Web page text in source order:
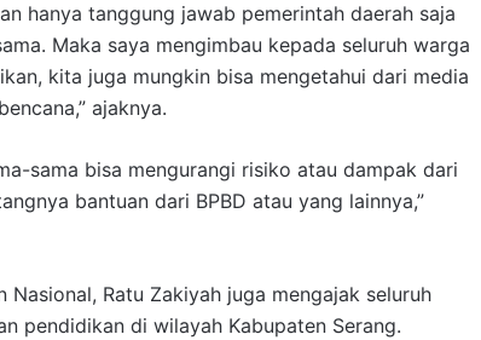
hanya tanggung jawab pemerintah daerah saja
Maka saya mengimbau kepada seluruh warga
kita juga mungkin bisa mengetahui dari media
ajaknya.
sama bisa mengurangi risiko atau dampak dari
bantuan dari BPBD atau yang lainnya,”
Ratu Zakiyah juga mengajak seluruh
pendidikan di wilayah Kabupaten Serang.